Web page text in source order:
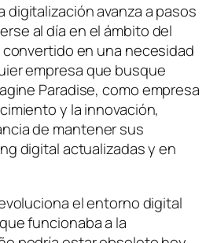
digitalización avanza a pasos
al día en el ámbito del
en una necesidad
empresa que busque
Paradise, como empresa
y la innovación,
de mantener sus
digital actualizadas y en
el entorno digital
funcionaba a la